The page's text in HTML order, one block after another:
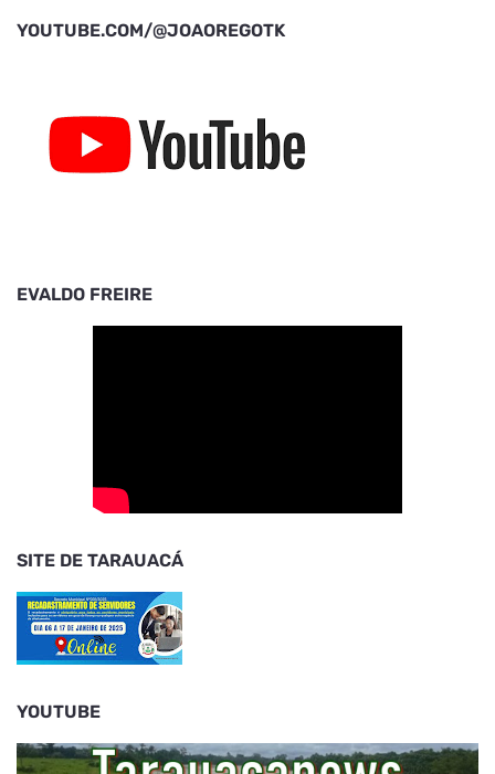
YOUTUBE.COM/@JOAOREGOTK
EVALDO FREIRE
SITE DE TARAUACÁ
YOUTUBE